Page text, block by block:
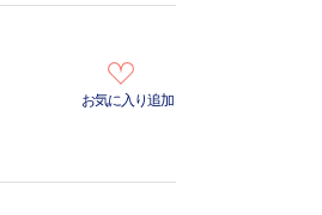
お気に入り追加